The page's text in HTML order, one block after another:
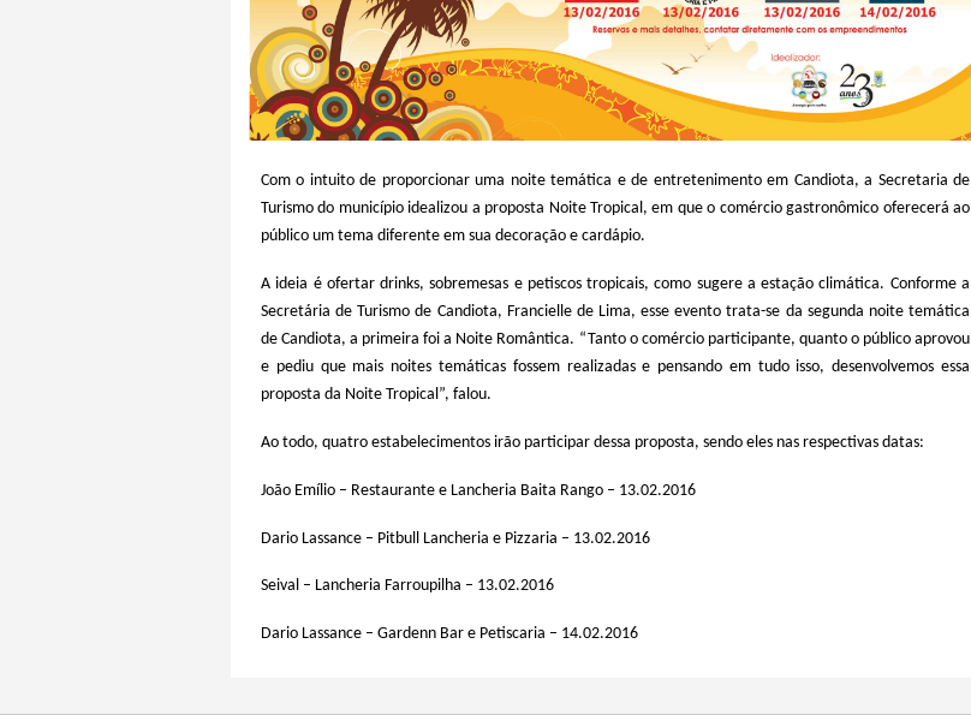
Com o intuito de proporcionar uma noite temática e de entretenimento em Candiota, a Secretaria de
Turismo do município idealizou a proposta Noite Tropical, em que o comércio gastronômico oferecerá ao
público um tema diferente em sua decoração e cardápio.
A ideia é ofertar drinks, sobremesas e petiscos tropicais, como sugere a estação climática. Conforme a
Secretária de Turismo de Candiota, Francielle de Lima, esse evento trata-se da segunda noite temática
de Candiota, a primeira foi a Noite Romântica. “Tanto o comércio participante, quanto o público aprovou
e pediu que mais noites temáticas fossem realizadas e pensando em tudo isso, desenvolvemos essa
proposta da Noite Tropical”, falou.
Ao todo, quatro estabelecimentos irão participar dessa proposta, sendo eles nas respectivas datas:
João Emílio – Restaurante e Lancheria Baita Rango – 13.02.2016
Dario Lassance – Pitbull Lancheria e Pizzaria – 13.02.2016
Seival – Lancheria Farroupilha – 13.02.2016
Dario Lassance – Gardenn Bar e Petiscaria – 14.02.2016